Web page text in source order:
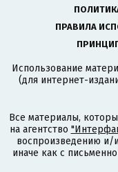
ПРАВИЛА
Использование
(для интернет-
Все материалы,
на агентство
воспроизведению и/
иначе как с